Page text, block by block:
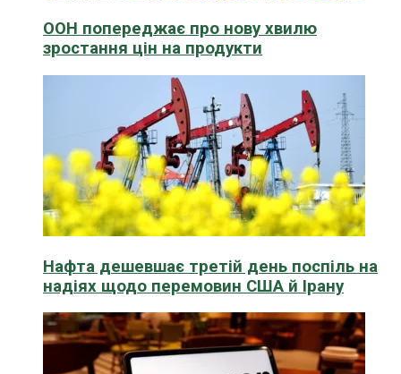
ООН попереджає про нову хвилю
зростання цін на продукти
Нафта дешевшає третій день поспіль на
надіях щодо перемовин США й Ірану